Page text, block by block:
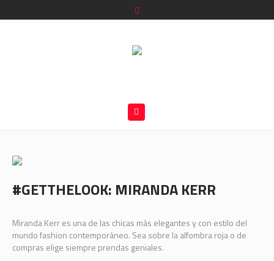
#GETTHELOOK: MIRANDA KERR
Miranda Kerr es una de las chicas más elegantes y con estilo del
mundo fashion contemporáneo. Sea sobre la alfombra roja o de
compras elige siempre prendas geniales.